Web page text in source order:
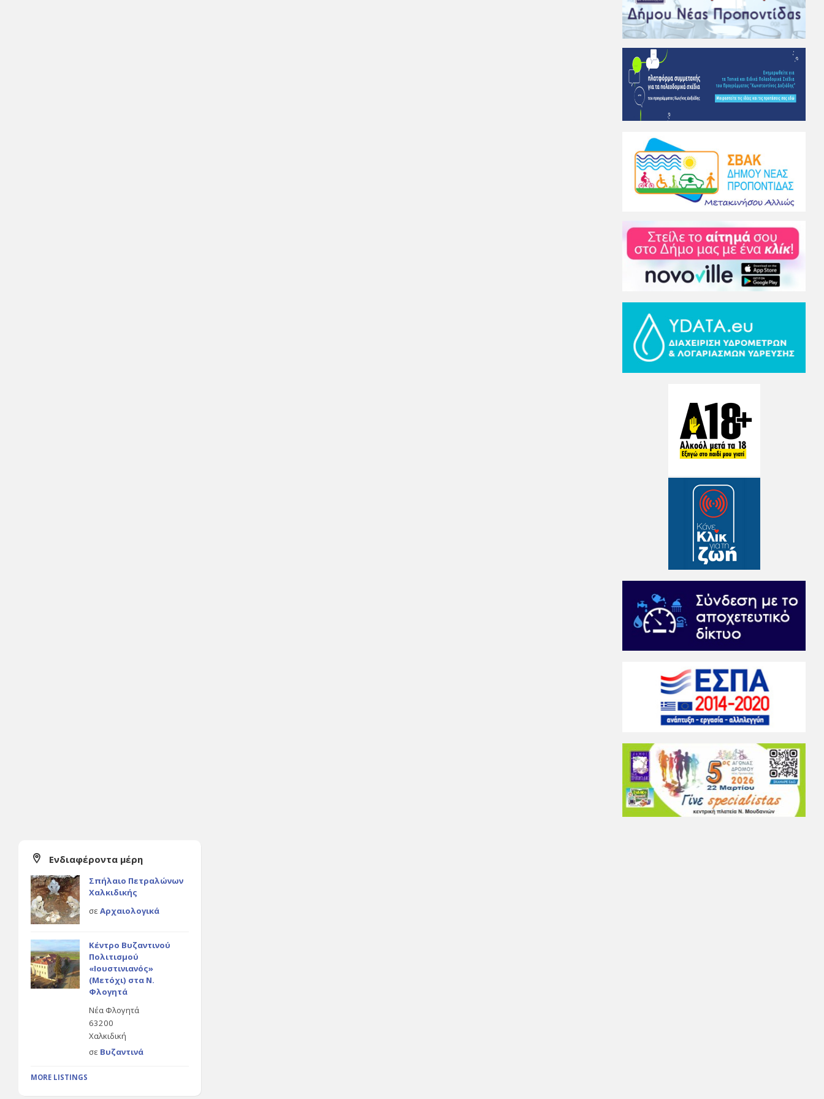
Ενδιαφέροντα μέρη
Σπήλαιο Πετραλώνων
Χαλκιδικής
σε Αρχαιολογικά
Κέντρο Βυζαντινού
Πολιτισμού
«Ιουστινιανός»
(Μετόχι) στα Ν.
Φλογητά
Νέα Φλογητά
63200
Χαλκιδική
σε Βυζαντινά
MORE LISTINGS